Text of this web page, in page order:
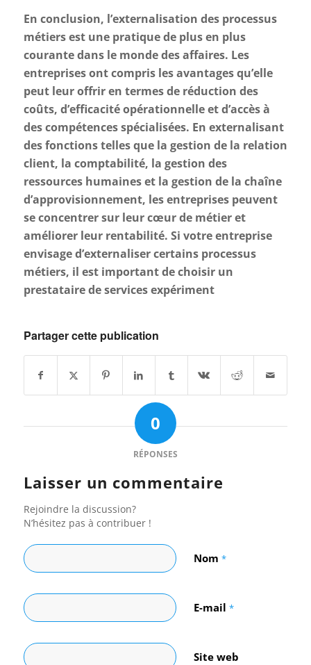
En conclusion, l’externalisation des processus
métiers est une pratique de plus en plus
courante dans le monde des affaires. Les
entreprises ont compris les avantages qu’elle
peut leur offrir en termes de réduction des
coûts, d’efficacité opérationnelle et d’accès à
des compétences spécialisées. En externalisant
des fonctions telles que la gestion de la relation
client, la comptabilité, la gestion des
ressources humaines et la gestion de la chaîne
d’approvisionnement, les entreprises peuvent
se concentrer sur leur cœur de métier et
améliorer leur rentabilité. Si votre entreprise
envisage d’externaliser certains processus
métiers, il est important de choisir un
prestataire de services expériment
Partager cette publication
0
RÉPONSES
Laisser un commentaire
Rejoindre la discussion?
N’hésitez pas à contribuer !
Nom *
E-mail *
Site web